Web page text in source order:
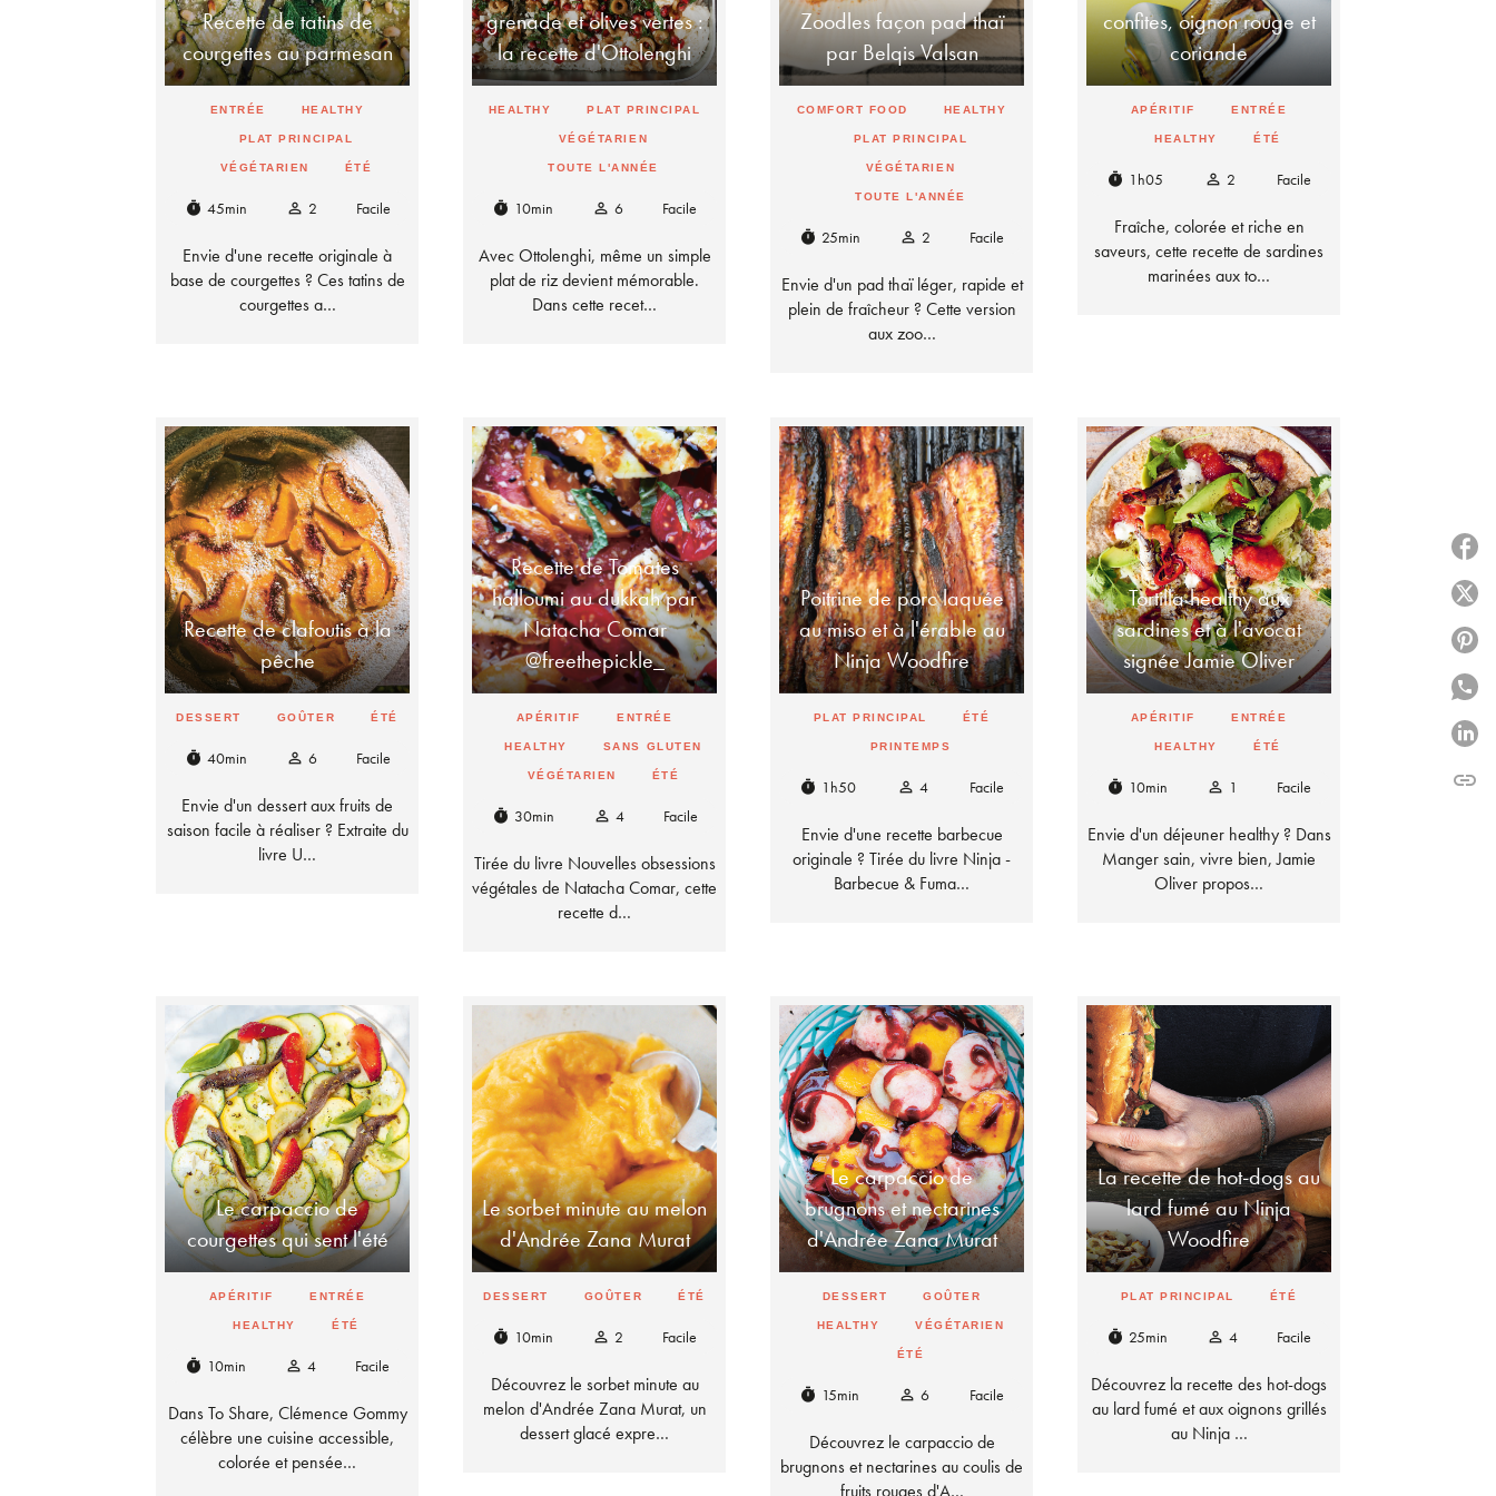
Recette de tatins de
courgettes au parmesan
ENTRÉE HEALTHY
PLAT PRINCIPAL
VÉGÉTARIEN ÉTÉ
timer 45min person_outline 2 Facile
Envie d'une recette originale à
base de courgettes ? Ces tatins de
courgettes a…
grenade et olives vertes :
la recette d'Ottolenghi
HEALTHY PLAT PRINCIPAL
VÉGÉTARIEN
TOUTE L'ANNÉE
timer 10min person_outline 6 Facile
Avec Ottolenghi, même un simple
plat de riz devient mémorable.
Dans cette recet…
Zoodles façon pad thaï
par Belqis Valsan
COMFORT FOOD HEALTHY
PLAT PRINCIPAL
VÉGÉTARIEN
TOUTE L'ANNÉE
timer 25min person_outline 2 Facile
Envie d'un pad thaï léger, rapide et
plein de fraîcheur ? Cette version
aux zoo…
confites, oignon rouge et
coriande
APÉRITIF ENTRÉE
HEALTHY ÉTÉ
timer 1h05 person_outline 2 Facile
Fraîche, colorée et riche en
saveurs, cette recette de sardines
marinées aux to…
Recette de clafoutis à la
pêche
DESSERT GOÛTER ÉTÉ
timer 40min person_outline 6 Facile
Envie d'un dessert aux fruits de
saison facile à réaliser ? Extraite du
livre U…
Recette de Tomates
halloumi au dukkah par
Natacha Comar
@freethepickle_
APÉRITIF ENTRÉE
HEALTHY SANS GLUTEN
VÉGÉTARIEN ÉTÉ
timer 30min person_outline 4 Facile
Tirée du livre Nouvelles obsessions
végétales de Natacha Comar, cette
recette d…
Poitrine de porc laquée
au miso et à l'érable au
Ninja Woodfire
PLAT PRINCIPAL ÉTÉ
PRINTEMPS
timer 1h50 person_outline 4 Facile
Envie d'une recette barbecue
originale ? Tirée du livre Ninja -
Barbecue & Fuma…
Tortilla healthy aux
sardines et à l'avocat
signée Jamie Oliver
APÉRITIF ENTRÉE
HEALTHY ÉTÉ
timer 10min person_outline 1 Facile
Envie d'un déjeuner healthy ? Dans
Manger sain, vivre bien, Jamie
Oliver propos…
Le carpaccio de
courgettes qui sent l'été
APÉRITIF ENTRÉE
HEALTHY ÉTÉ
timer 10min person_outline 4 Facile
Dans To Share, Clémence Gommy
célèbre une cuisine accessible,
colorée et pensée…
Le sorbet minute au melon
d'Andrée Zana Murat
DESSERT GOÛTER ÉTÉ
timer 10min person_outline 2 Facile
Découvrez le sorbet minute au
melon d'Andrée Zana Murat, un
dessert glacé expre…
Le carpaccio de
brugnons et nectarines
d'Andrée Zana Murat
DESSERT GOÛTER
HEALTHY VÉGÉTARIEN
ÉTÉ
timer 15min person_outline 6 Facile
Découvrez le carpaccio de
brugnons et nectarines au coulis de
La recette de hot-dogs au
lard fumé au Ninja
Woodfire
PLAT PRINCIPAL ÉTÉ
timer 25min person_outline 4 Facile
Découvrez la recette des hot-dogs
au lard fumé et aux oignons grillés
au Ninja …
link